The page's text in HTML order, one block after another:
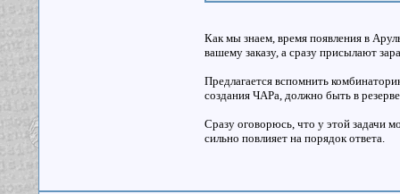
Как мы знаем, время появления в
вашему заказу, а сразу присылают
Предлагается вспомнить
создания ЧАРа, должно быть в
Сразу оговорюсь, что у этой задачи
сильно повлияет на порядок ответа.